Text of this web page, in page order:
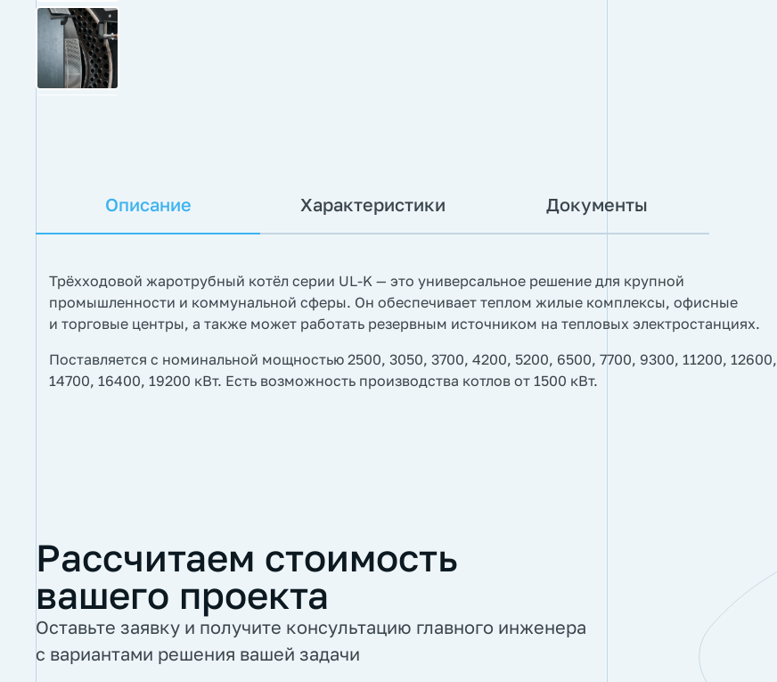
Описание Характеристики Документы
Трёхходовой жаротрубный котёл серии UL-K — это универсальное решение для крупной
промышленности и коммунальной сферы. Он обеспечивает теплом жилые комплексы, офисные
и торговые центры, а также может работать резервным источником на тепловых электростанциях.
Поставляется с номинальной мощностью 2500, 3050, 3700, 4200, 5200, 6500, 7700, 9300, 11200, 12600,
14700, 16400, 19200 кВт. Есть возможность производства котлов от 1500 кВт.
Рассчитаем стоимость
вашего проекта
Оставьте заявку и получите консультацию главного инженера
с вариантами решения вашей задачи